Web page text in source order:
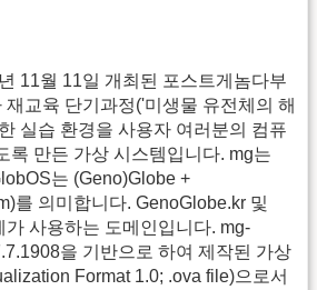
11월 11일 개최된 포스트게놈다부
교육 단기과정('미생물 유전체의 해
실습 환경을 사용자 여러분의 컴퓨
록 만든 가상 시스템입니다. mg는
는 (Geno)Globe +
를 의미합니다. GenoGlobe.kr 및
사용하는 도메인입니다. mg-
을 기반으로 하여 제작된 가상
Format 1.0; .ova file)으로서